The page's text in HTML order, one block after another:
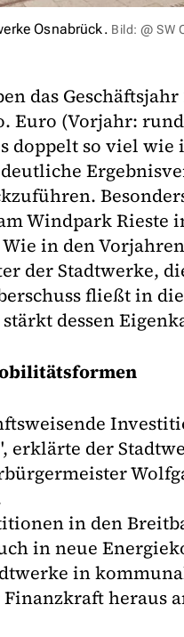
Osnabrück. Bild: @ SW
das
Euro (Vorjahr:
doppelt so viel
Windpark Rieste
in den
der Stadtwerke,
fließt in
dessen
erklärte der
in den
in neue
in
heraus